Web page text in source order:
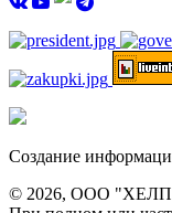
Создание
© 2026, ООО "ХЕЛП